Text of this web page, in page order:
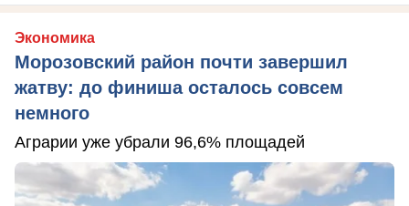
Экономика
Морозовский район почти завершил
жатву: до финиша осталось совсем
немного
Аграрии уже убрали 96,6% площадей